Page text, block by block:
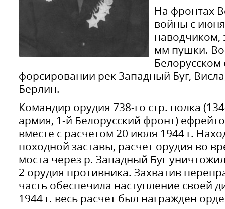
На фронтах
войны с
наводчиком,
мм пушки.
Белорусском
форсировании рек Западный Буг,
Берлин.
Командир орудия 738-го стр. полка
армия, 1-й Белорусский фронт)
вместе с расчетом 20 июля 1944 г.
походной заставы, расчет орудия во
моста через р. Западный Буг
2 орудия противника. Захватив
часть обеспечила наступление своей
1944 г. весь расчет был награжден